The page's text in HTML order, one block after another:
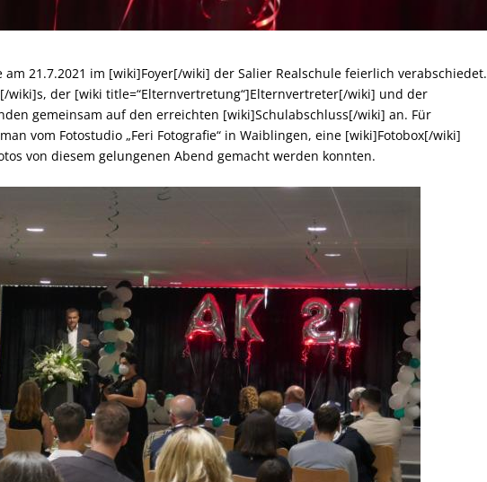
21.7.2021 im [wiki]Foyer[/wiki] der Salier Realschule feierlich verabschiedet.
wiki]s, der [wiki title=“Elternvertretung“]Elternvertreter[/wiki] und der
gemeinsam auf den erreichten [wiki]Schulabschluss[/wiki] an. Für
vom Fotostudio „Feri Fotografie“ in Waiblingen, eine [wiki]Fotobox[/wiki]
von diesem gelungenen Abend gemacht werden konnten.